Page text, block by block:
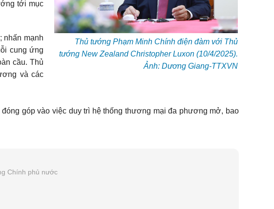
Thủ tướng Phạm Minh Chính điện đàm với Thủ
tướng New Zealand Christopher Luxon (10/4/2025).
Ảnh: Dương Giang-TTXVN
tới mục
nhấn mạnh
cung ứng
cầu. Thủ
và các
góp vào việc duy trì hệ thống thương mại đa phương mở, bao
Chính phủ nước